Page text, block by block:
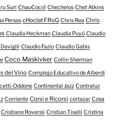
Suri ChauCoco! Chechelos Chet Atkins
Persas cHoclat FRoG Chris Rea Chris
Claudia Heckman Claudia Puyó Claudio
Claudio Fazio Claudio Gabis
Coco Maskivker Collin Sherman
del Vino Complejo Educativo de Alberdi
Oddone Continental Jazz Contraluz
Corriente Corsi e Ricorsi cortazar Cosa
Cristiano Roversii Cristian Tiselli Cristina